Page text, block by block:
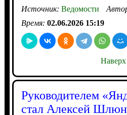
Источник: Ведомости
Время: 02.06.2026 15:19
Наверх
Руководителем
стал Алексей